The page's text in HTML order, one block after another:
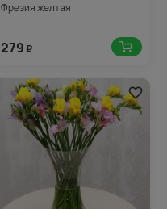
Фрезия желтая
279 ₽